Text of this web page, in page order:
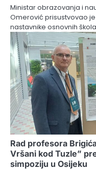
Ministar obrazovanja i
Omerović prisustvovao
nastavnike osnovnih
Rad profesora
Vršani kod Tuzle”
simpoziju u Osijeku